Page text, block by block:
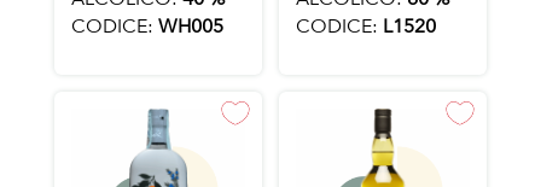
CODICE: WH005
CODICE: L1520